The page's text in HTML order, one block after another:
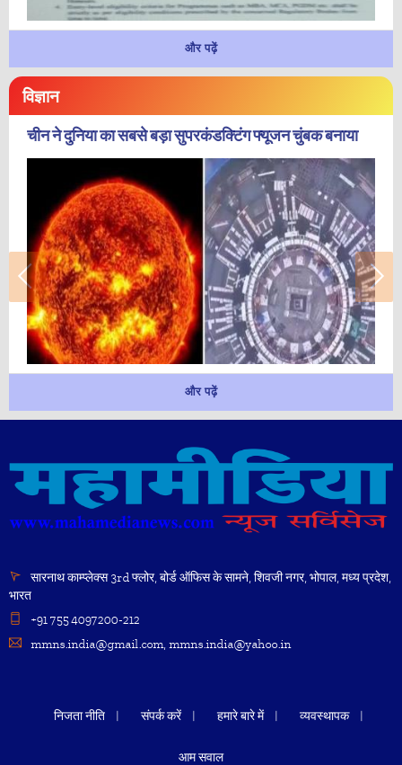
और पढ़ें
विज्ञान
चीन ने दुनिया का सबसे बड़ा सुपरकंडक्टिंग फ्यूजन चुंबक बनाया
और पढ़ें
सारनाथ काम्प्लेक्स 3rd फ्लोर, बोर्ड ऑफिस के सामने, शिवजी नगर, भोपाल, मध्य प्रदेश,
भारत
+91 755 4097200-212
mmns.india@gmail.com, mmns.india@yahoo.in
निजता नीति संपर्क करें हमारे बारे में व्यवस्थापक
आम सवाल